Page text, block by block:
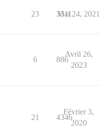
23 3511
Mai 24, 2021
6 886
Avril 26,
2023
21 4346
Février 3,
2020